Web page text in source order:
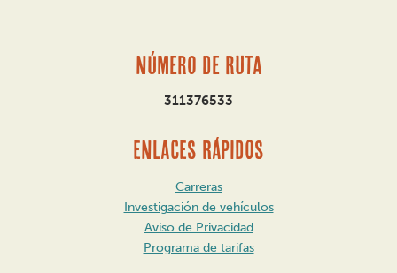
Número de ruta
311376533
ENLACES RÁPIDOS
Carreras
Investigación de vehículos
Aviso de Privacidad
Programa de tarifas